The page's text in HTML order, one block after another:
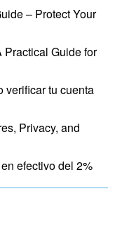
– Protect Your
Practical Guide for
verificar tu cuenta
Privacy, and
efectivo del 2%